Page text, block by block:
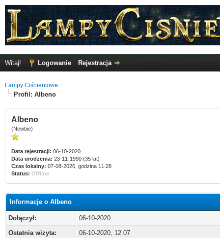
Witaj! Logowanie Rejestracja
Lampy Ciśnieniowe
Profil: Albeno
Albeno
(Newbie)
Data rejestracji: 06-10-2020
Data urodzenia: 23-11-1990 (35 lat)
Czas lokalny: 07-08-2026, godzina 11:28
Status: Offline
Informacje o Albeno
Dołączył:
06-10-2020
Ostatnia wizyta:
06-10-2020, 12:07